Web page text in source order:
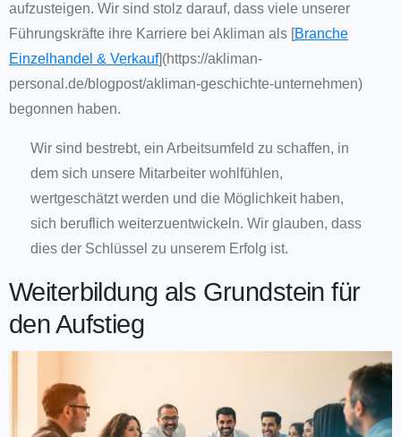
aufzusteigen. Wir sind stolz darauf, dass viele unserer
Führungskräfte ihre Karriere bei Akliman als [Branche
Einzelhandel & Verkauf](https://akliman-
personal.de/blogpost/akliman-geschichte-unternehmen)
begonnen haben.
Wir sind bestrebt, ein Arbeitsumfeld zu schaffen, in
dem sich unsere Mitarbeiter wohlfühlen,
wertgeschätzt werden und die Möglichkeit haben,
sich beruflich weiterzuentwickeln. Wir glauben, dass
dies der Schlüssel zu unserem Erfolg ist.
Weiterbildung als Grundstein für
den Aufstieg